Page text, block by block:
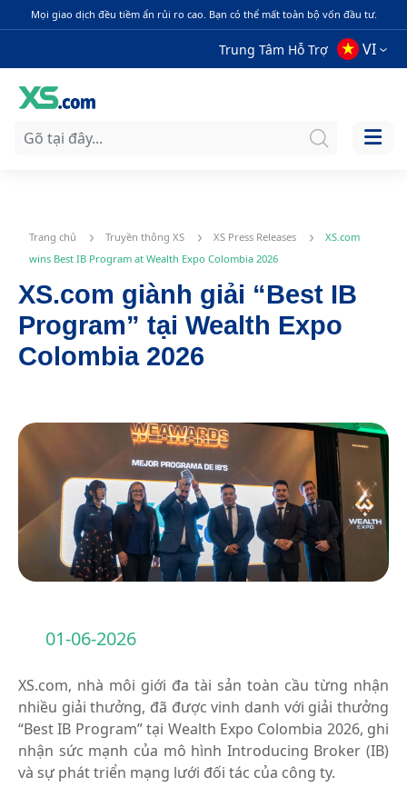
Mọi giao dịch đều tiềm ẩn rủi ro cao. Bạn có thể mất toàn bộ vốn đầu tư.
Trung Tâm Hỗ Trợ VI
Trang chủ Truyền thông XS XS Press Releases
XS.com
wins Best IB Program at Wealth Expo Colombia 2026
XS.com giành giải “Best IB
Program” tại Wealth Expo
Colombia 2026
01-06-2026
XS.com, nhà môi giới đa tài sản toàn cầu từng nhận
nhiều giải thưởng, đã được vinh danh với giải thưởng
“Best IB Program” tại Wealth Expo Colombia 2026, ghi
nhận sức mạnh của mô hình Introducing Broker (IB)
và sự phát triển mạng lưới đối tác của công ty.